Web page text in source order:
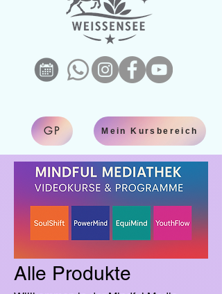
GP Mein Kursbereich
Alle Produkte